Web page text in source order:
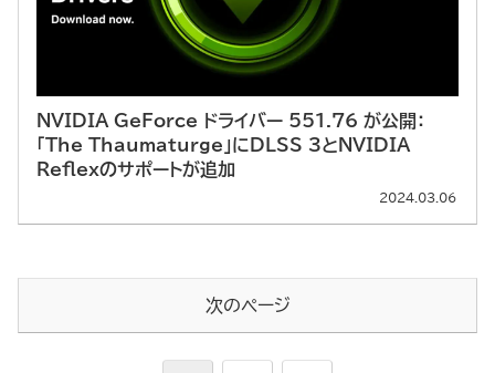
NVIDIA GeForce ドライバー 551.76 が公開：
「The Thaumaturge」にDLSS 3とNVIDIA
Reflexのサポートが追加
2024.03.06
次のページ